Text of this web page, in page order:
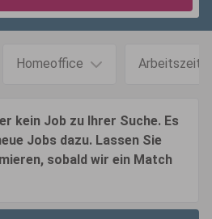
Homeoffice Arbeitszeit
kein Job zu Ihrer Suche. Es
Jobs dazu. Lassen Sie
sobald wir ein Match